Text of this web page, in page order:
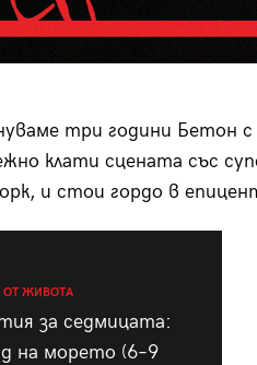
три години Бетон с
клати сцената със
и стои гордо в
ОТ ЖИВОТА
за седмицата:
на морето (6–9